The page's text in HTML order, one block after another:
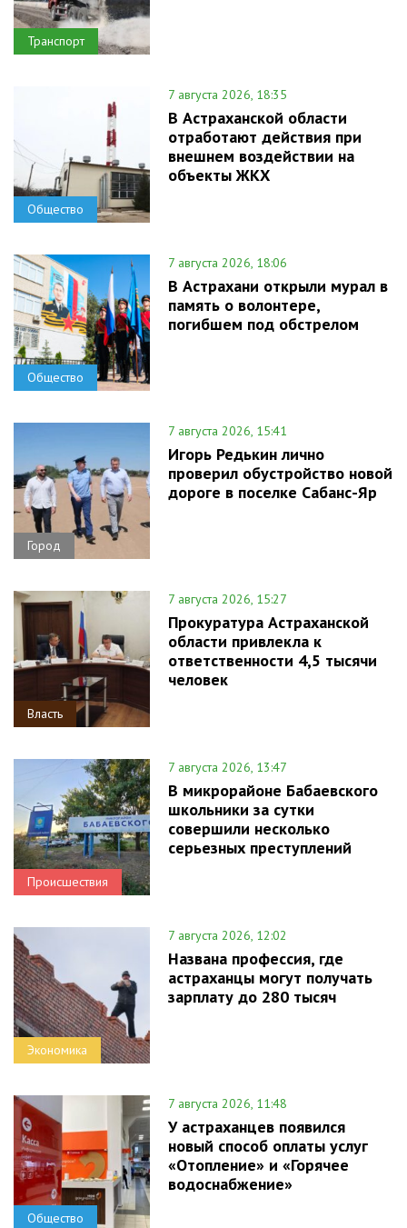
Транспорт
Общество
7 августа 2026, 18:35
В Астраханской области
отработают действия при
внешнем воздействии на
объекты ЖКХ
Общество
7 августа 2026, 18:06
В Астрахани открыли мурал в
память о волонтере,
погибшем под обстрелом
Город
7 августа 2026, 15:41
Игорь Редькин лично
проверил обустройство новой
дороге в поселке Сабанс-Яр
Власть
7 августа 2026, 15:27
Прокуратура Астраханской
области привлекла к
ответственности 4,5 тысячи
человек
Происшествия
7 августа 2026, 13:47
В микрорайоне Бабаевского
школьники за сутки
совершили несколько
серьезных преступлений
Экономика
7 августа 2026, 12:02
Названа профессия, где
астраханцы могут получать
зарплату до 280 тысяч
Общество
7 августа 2026, 11:48
У астраханцев появился
новый способ оплаты услуг
«Отопление» и «Горячее
водоснабжение»